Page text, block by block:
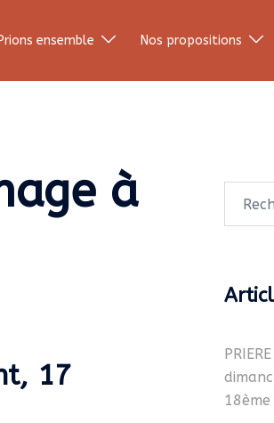
Prions ensemble Nos propositions
à
17